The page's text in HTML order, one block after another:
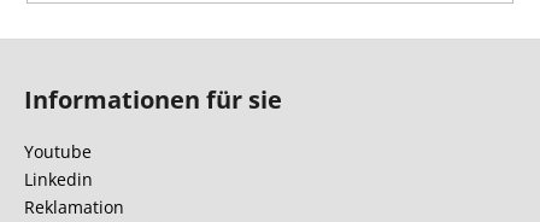
Informationen für sie
Youtube
Linkedin
Reklamation